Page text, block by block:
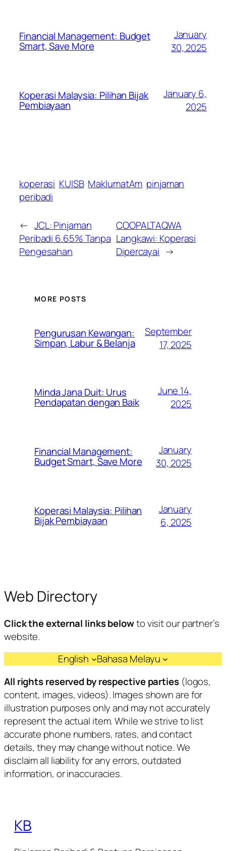
Financial Management: Budget
Smart, Save More
January
30, 2025
Koperasi Malaysia: Pilihan Bijak
Pembiayaan
January 6,
2025
koperasi KUISB MaklumatAm pinjaman
peribadi
← JCL: Pinjaman
Peribadi 6.65% Tanpa
Pengesahan
COOPALTAQWA
Langkawi: Koperasi
Dipercayai →
MORE POSTS
Pengurusan Kewangan:
Simpan, Labur & Belanja
September
17, 2025
Minda Jana Duit: Urus
Pendapatan dengan Baik
June 14,
2025
Financial Management:
Budget Smart, Save More
January
30, 2025
Koperasi Malaysia: Pilihan
Bijak Pembiayaan
January
6, 2025
Web Directory
Click the external links belowto visit our partner’s
website.
English
Bahasa Melayu
All rights reserved by respective parties(logos,
content, images, videos). Images shown are for
illustration purposes only and may not accurately
represent the actual item. While we strive to list
accurate phone numbers, rates, and contact
details, they may change without notice. We
disclaim all liability for any errors, outdated
information, or inaccuracies.
KB